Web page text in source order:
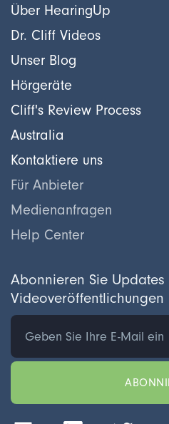
Über HearingUp
Dr. Cliff Videos
Unser Blog
Hörgeräte
Cliff's Review Process
Australia
Kontaktiere uns
Für Anbieter
Medienanfragen
Help Center
Abonnieren Sie Updates
Videoveröffentlichungen